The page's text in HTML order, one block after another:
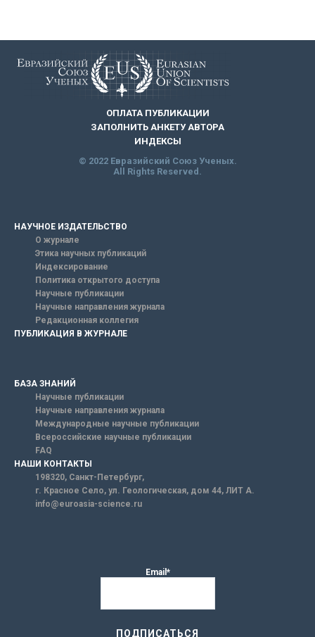
ОПЛАТА ПУБЛИКАЦИИ
ЗАПОЛНИТЬ АНКЕТУ АВТОРА
ИНДЕКСЫ
© 2022 Евразийский Союз Ученых.
All Rights Reserved.
НАУЧНОЕ ИЗДАТЕЛЬСТВО
О журнале
Этика научных публикаций
Индексирование
Политика открытого доступа
Научные публикации
Научные направления журнала
Редакционная коллегия
ПУБЛИКАЦИЯ В ЖУРНАЛЕ
БАЗА ЗНАНИЙ
Научные публикации
Научные направления журнала
Международные научные публикации
Всероссийские научные публикации
FAQ
НАШИ КОНТАКТЫ
198320, Санкт-Петербург,
г. Красное Село, ул. Геологическая, дом 44, ЛИТ А.
info@euroasia-science.ru
Email*